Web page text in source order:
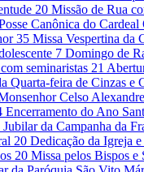
20 Missão de Rua
Canônica do
35 Missa Vespertina da
7 Domingo de
seminaristas 21
Quarta-feira de Cinzas e
Celso Alexandre
Encerramento do Ano
Jubilar da Campanha da
20 Dedicação da Igreja
20 Missa pelos Bispos e